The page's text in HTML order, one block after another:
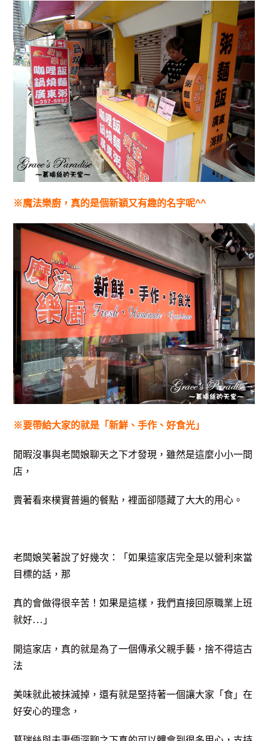
※魔法樂廚，真的是個新穎又有趣的名字呢^^
※要帶給大家的就是「新鮮、手作、好食光」
閒暇沒事與老闆娘聊天之下才發現，雖然是這麼小小一間
店，
賣著看來樸實普遍的餐點，裡面卻隱藏了大大的用心。
老闆娘笑著說了好幾次：「如果這家店完全是以營利來當
目標的話，那
真的會做得很辛苦！如果是這樣，我們直接回原職業上班
就好… 」
開這家店，真的就是為了一個傳承父親手藝，捨不得這古
法
美味就此被抹滅掉，還有就是堅持著一個讓大家「食」在
好安心的理念，